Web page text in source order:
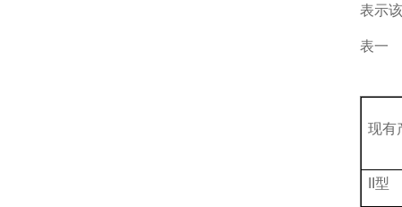
表示
表一
现有
II型